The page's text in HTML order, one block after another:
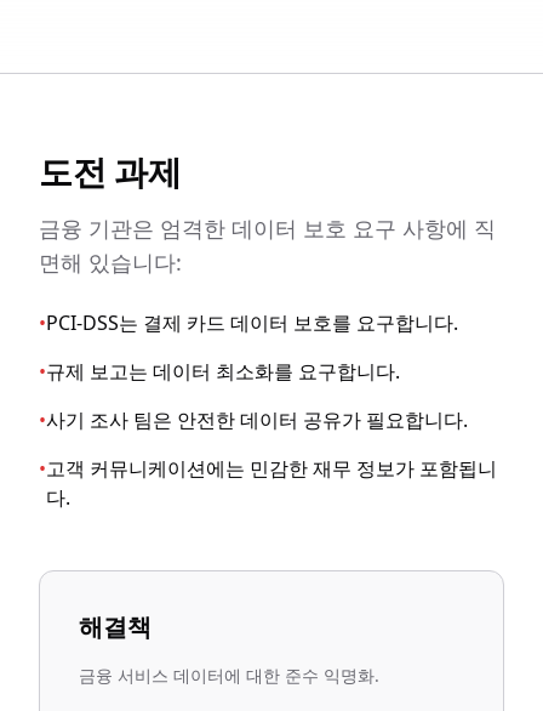
도전 과제
금융 기관은 엄격한 데이터 보호 요구 사항에 직
면해 있습니다:
•PCI-DSS는 결제 카드 데이터 보호를 요구합니다.
•규제 보고는 데이터 최소화를 요구합니다.
•사기 조사 팀은 안전한 데이터 공유가 필요합니다.
•고객 커뮤니케이션에는 민감한 재무 정보가 포함됩니
다.
해결책
금융 서비스 데이터에 대한 준수 익명화.